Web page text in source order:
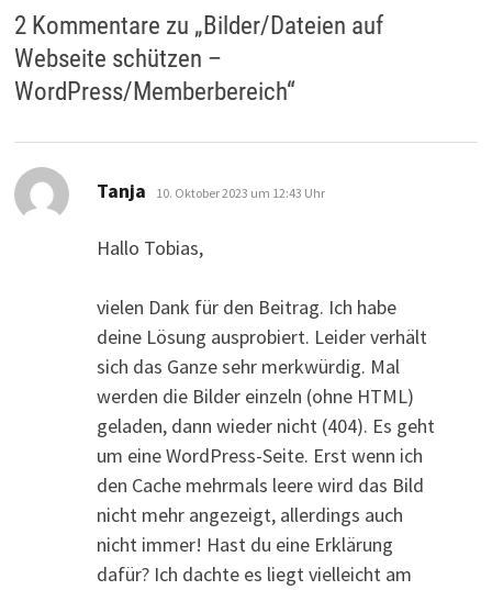
2 Kommentare zu „Bilder/Dateien auf
Webseite schützen –
WordPress/Memberbereich“
Tanja sagt:
10. Oktober 2023 um 12:43 Uhr
Hallo Tobias,
vielen Dank für den Beitrag. Ich habe
deine Lösung ausprobiert. Leider verhält
sich das Ganze sehr merkwürdig. Mal
werden die Bilder einzeln (ohne HTML)
geladen, dann wieder nicht (404). Es geht
um eine WordPress-Seite. Erst wenn ich
den Cache mehrmals leere wird das Bild
nicht mehr angezeigt, allerdings auch
nicht immer! Hast du eine Erklärung
dafür? Ich dachte es liegt vielleicht am